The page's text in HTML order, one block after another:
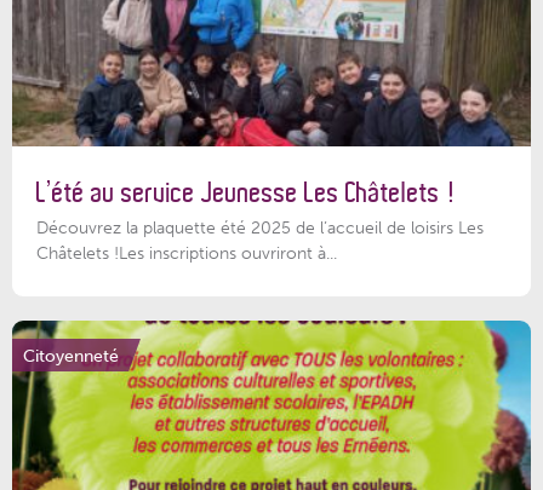
L’été au service Jeunesse Les Châtelets !
Découvrez la plaquette été 2025 de l’accueil de loisirs Les
Châtelets !Les inscriptions ouvriront à...
Citoyenneté